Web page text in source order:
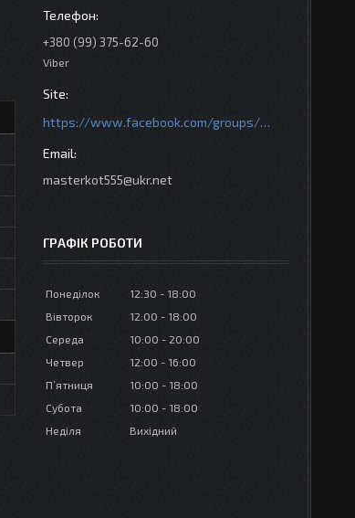
+380 (99) 375-62-60
Viber
https://www.facebook.com/groups/httpsmotoshara.net
masterkot555@ukr.net
ГРАФІК РОБОТИ
Понеділок 12:30
18:00
Вівторок
12:00
18:00
Середа
10:00
20:00
Четвер
12:00
16:00
Пʼятниця
10:00
18:00
Субота
10:00
18:00
Неділя
Вихідний